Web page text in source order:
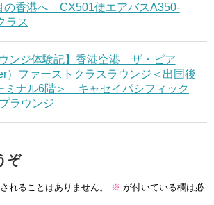
の香港へ CX501便エアバスA350-
ラス
ウンジ体験記】香港空港 ザ・ピア
）ファーストクラスラウンジ＜出国後
ナル6階＞ キャセイパシフィック
ラウンジ
ぞ
れることはありません。 ※ が付いている欄は必